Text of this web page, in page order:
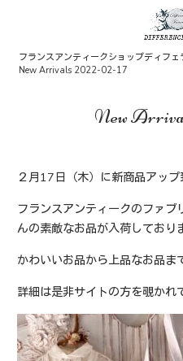
フランスアンティークショップディフェ
New Arrivals 2022-02-17
New
２月17日（木）に新商品アップ
フランスアンティークのファブ
んの素敵なお品が入荷しており
かわいいお品から上品なお品
詳細は是非サイトの方を覗かれ